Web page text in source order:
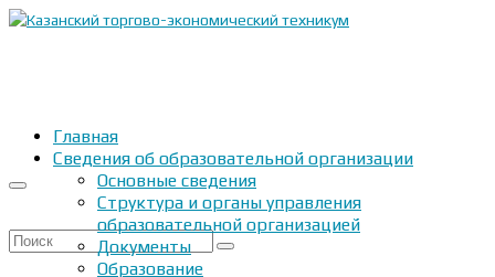
Искать:
Главная
Сведения об образовательной организации
Основные сведения
Структура и органы управления
образовательной организацией
Документы
Образование